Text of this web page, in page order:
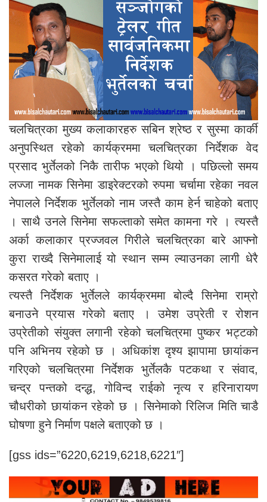
चलचित्रका मुख्य कलाकारहरु सबिन श्रेष्ठ र सुस्मा कार्की
अनुपस्थित रहेको कार्यक्रममा चलचित्रका निर्देशक वेद
प्रसाद भुर्तेलको निकै तारीफ भएको थियो । पछिल्लो समय
लज्जा नामक सिनेमा डाइरेक्टरको रुपमा चर्चामा रहेका नवल
नेपालले निर्देशक भुर्तेलको नाम जस्तै काम हेर्न चाहेको बताए
। साथै उनले सिनेमा सफल्ताको समेत कामना गरे । त्यस्तै
अर्का कलाकार प्रज्जवल गिरीले चलचित्रका बारे आफ्नो
कुरा राख्दै सिनेमालाई यो स्थान सम्म ल्याउनका लागी धेरै
कसरत गरेको बताए ।
त्यस्तै निर्देशक भुर्तेलले कार्यक्रममा बोल्दै सिनेमा राम्रो
बनाउने प्रयास गरेको बताए । उमेश उप्रेती र रोशन
उप्रेतीको संयुक्त लगानी रहेको चलचित्रमा पुष्कर भट्टको
पनि अभिनय रहेको छ । अधिकांश दृश्य झापामा छायांकन
गरिएको चलचित्रमा निर्देशक भुर्तेलकै पटकथा र संवाद,
चन्द्र पन्तको दन्द्ध, गोविन्द राईको नृत्य र हरिनारायण
चौधरीको छायांकन रहेको छ । सिनेमाको रिलिज मिति चाडै
घोषणा हुने निर्माण पक्षले बताएको छ ।
[gss ids=”6220,6219,6218,6221″]